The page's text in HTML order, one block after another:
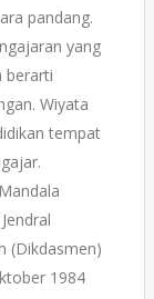
pandang.
yang
berarti
Wiyata
tempat
(Dikdasmen)
1984